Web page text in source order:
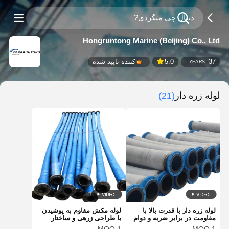
Hongruntong Marine (Beijing) Co., Ltd
37
YEARS
5.0 کننده تایید شده
لوله زره دار (21)
لوله مکش مقاوم به پوشیدن
با طراحی زرهی و ساختار
انعطاف پذیر
لوله زره دار با قدرت بالا با
مقاومت در برابر ضربه و دوام
بیشتر